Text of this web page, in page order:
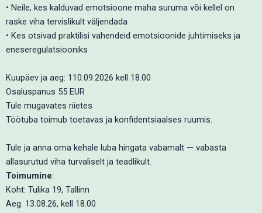
• Neile, kes kalduvad emotsioone maha suruma või kellel on
raske viha tervislikult väljendada
• Kes otsivad praktilisi vahendeid emotsioonide juhtimiseks ja
eneseregulatsiooniks
Kuupäev ja aeg: 110.09.2026 kell 18.00
Osaluspanus 55 EUR
Tule mugavates riietes
Töötuba toimub toetavas ja konfidentsiaalses ruumis.
Tule ja anna oma kehale luba hingata vabamalt — vabasta
allasurutud viha turvaliselt ja teadlikult.
Toimumine:
Koht: Tulika 19, Tallinn
Aeg: 13.08.26, kell 18.00